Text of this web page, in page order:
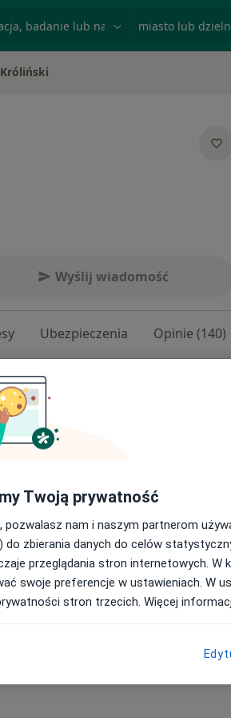
Wyślij wiadomość
Ubezpieczenia Opinie (140)
uzyskałem w
w Szpitalu Bródnowskim
wykonuję badania
odbyłem w Klinice Ginekologii
Polskiego Towarzystwa
uzyskany w 1997 roku oraz
Polskiego Towarzystwa
USG piersi.
pochwy i nietrzymania moczu
Twoją prywatność
pozwalasz nam i naszym partnerom
do zbierania danych do celów
przeglądania stron internetowych. W
swoje preferencje w ustawieniach. W
stron trzecich. Więcej